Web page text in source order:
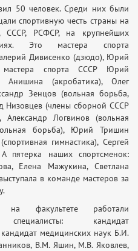
50 человек. Среди них были
спортивную честь страны на
СССР, РСФСР, на крупнейших
Это мастера спорта
Дивисенко (дзюдо), Юрий
мастера спорта СССР Юрий
Анишина (акробатика), Олег
Зенцов (вольная борьба,
Низовцев (члены сборной СССР
Логвинов (вольная
борьба), Юрий Тришин
гимнастика), Сергей
пятерка наших спортсменок:
Елена Мажукина, Светлана
в команде мастеров за
факультете работали
специалисты: кандидат
кандидат медицинских наук Б.И.
В.М. Яшин, М.В. Яковлев,